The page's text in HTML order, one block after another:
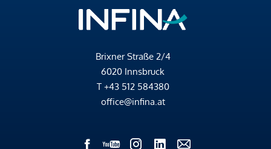
Brixner Straße 2/4
6020 Innsbruck
T +43 512 584380
office@infina.at